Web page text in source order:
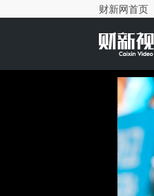
财新网首页